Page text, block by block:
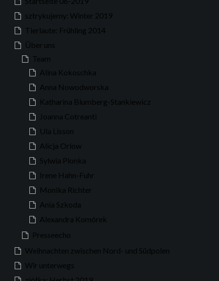
sztrykujemy: Winter 2019
Tierlaute: Frühling 2014
Über uns
Team
Alina Kokoschka
Anna Nowodworska
Katharina Blumberg-Stankiewicz
Joanna Cotreanti
Ula Lisson
Alicja Orlow
Sylwia Plonka
Irene Hahn-Fuhr
Monika Richter
Ania Szkoda
Alexandra Komórek
Presseecho
Weihnachten zwischen Nord- und Südpolen
Wir unterwegs